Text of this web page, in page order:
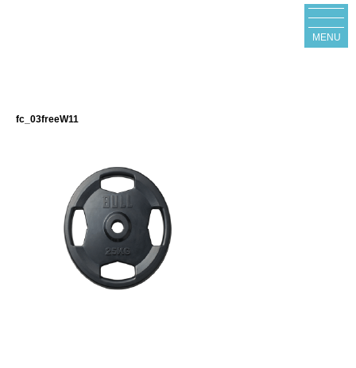
MENU
fc_03freeW11